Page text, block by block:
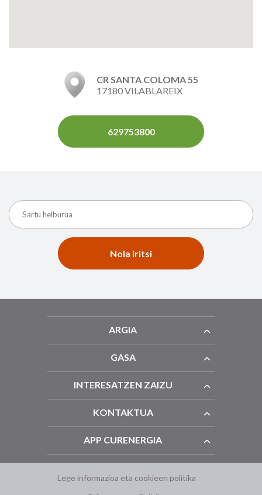
CR SANTA COLOMA 55
17180 VILABLAREIX
629753800
Nola iritsi
ARGIA
GASA
INTERESATZEN ZAIZU
KONTAKTUA
APP CURENERGIA
Lege informazioa eta cookieen politika